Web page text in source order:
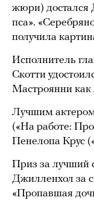
жюри) достался
пса».
получила
Исполнитель
Скотти
Мастроянни
Лучшим
(«На работе:
Пенелопа Крус
Приз за лучший
Джилленхол за
«Пропавшая